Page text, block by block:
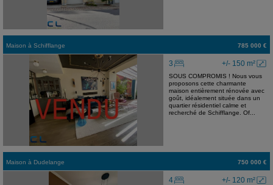
Maison à Schifflange 785 000 €
+/- 150 m²
3
SOUS COMPROMIS ! Nous vous
proposons cette charmante
maison entièrement rénovée avec
goût, idéalement située dans un
quartier résidentiel calme et
recherché de Schifflange. Of...
Maison à Dudelange 750 000 €
+/- 120 m²
4